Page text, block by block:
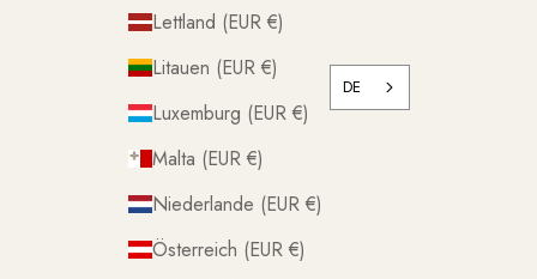
Lettland (EUR €)
Litauen (EUR €)
Luxemburg (EUR €)
Malta (EUR €)
Niederlande (EUR €)
Österreich (EUR €)
DE